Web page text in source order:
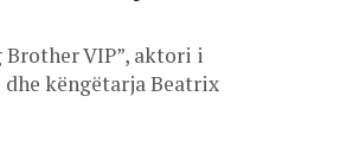
VIP”, aktori i
këngëtarja Beatrix
brenda shtëpisë),